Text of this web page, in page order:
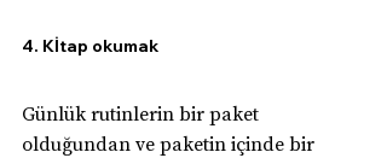
4. Kİtap okumak
Günlük rutinlerin bir paket
olduğundan ve paketin içinde bir